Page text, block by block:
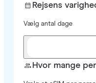
Rejsens
Vælg antal dage
Hvor mange